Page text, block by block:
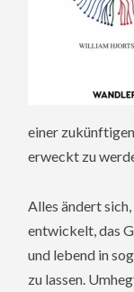
einer
erweckt zu
Alles ändert
entwickelt, das
und lebend in
zu lassen.